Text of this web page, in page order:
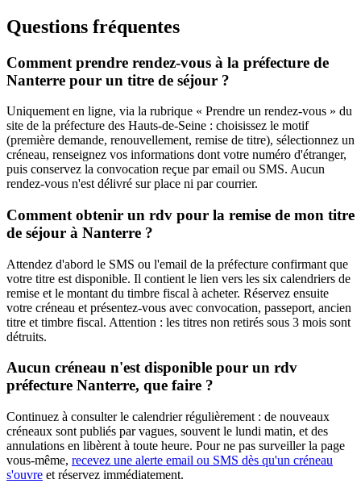
Questions fréquentes
Comment prendre rendez-vous à la préfecture de
Nanterre pour un titre de séjour ?
Uniquement en ligne, via la rubrique « Prendre un rendez-vous » du
site de la préfecture des Hauts-de-Seine : choisissez le motif
(première demande, renouvellement, remise de titre), sélectionnez un
créneau, renseignez vos informations dont votre numéro d'étranger,
puis conservez la convocation reçue par email ou SMS. Aucun
rendez-vous n'est délivré sur place ni par courrier.
Comment obtenir un rdv pour la remise de mon titre
de séjour à Nanterre ?
Attendez d'abord le SMS ou l'email de la préfecture confirmant que
votre titre est disponible. Il contient le lien vers les six calendriers de
remise et le montant du timbre fiscal à acheter. Réservez ensuite
votre créneau et présentez-vous avec convocation, passeport, ancien
titre et timbre fiscal. Attention : les titres non retirés sous 3 mois sont
détruits.
Aucun créneau n'est disponible pour un rdv
préfecture Nanterre, que faire ?
Continuez à consulter le calendrier régulièrement : de nouveaux
créneaux sont publiés par vagues, souvent le lundi matin, et des
annulations en libèrent à toute heure. Pour ne pas surveiller la page
vous-même, recevez une alerte email ou SMS dès qu'un créneau
s'ouvre et réservez immédiatement.